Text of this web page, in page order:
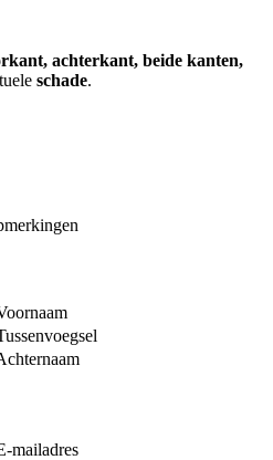
achterkant, beide kanten,
schade.
mailadres